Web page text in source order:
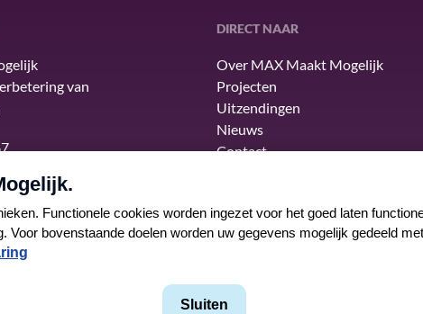
van
DIRECT NAAR
Over MAX Maakt Mogelijk
Projecten
Uitzendingen
Nieuws
Contact